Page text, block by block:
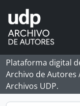
Skip to main content
Plataforma digital
Archivo de Autores
Archivos UDP.